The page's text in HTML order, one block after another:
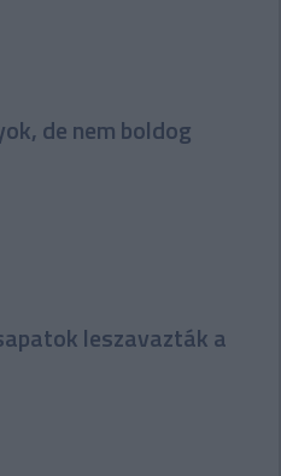
de nem boldog
leszavazták a